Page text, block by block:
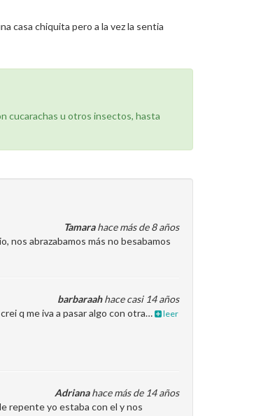
casa chiquita pero a la vez la sentia
cucarachas u otros insectos, hasta
Tamarahace más de 8 años
nos abrazabamos más no besabamos
barbaraahhace casi 14 años
q me iva a pasar algo con otra…
leer
Adrianahace más de 14 años
repente yo estaba con el y nos